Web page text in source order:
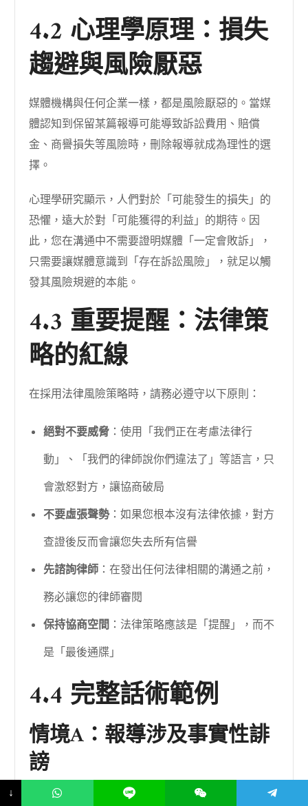
4.2 心理學原理：損失
趨避與風險厭惡
媒體機構與任何企業一樣，都是風險厭惡的。當媒
體認知到保留某篇報導可能導致訴訟費用、賠償
金、商譽損失等風險時，刪除報導就成為理性的選
擇。
心理學研究顯示，人們對於「可能發生的損失」的
恐懼，遠大於對「可能獲得的利益」的期待。因
此，您在溝通中不需要證明媒體「一定會敗訴」，
只需要讓媒體意識到「存在訴訟風險」，就足以觸
發其風險規避的本能。
4.3 重要提醒：法律策
略的紅線
在採用法律風險策略時，請務必遵守以下原則：
絕對不要威脅 ：使用「我們正在考慮法律行
動」、「我們的律師說你們違法了」等語言，只
會激怒對方，讓協商破局
不要虛張聲勢：如果您根本沒有法律依據，對方
查證後反而會讓您失去所有信譽
先諮詢律師 ：在發出任何法律相關的溝通之前，
務必讓您的律師審閱
保持協商空間 ：法律策略應該是「提醒」，而不
是「最後通牒」
4.4 完整話術範例
情境A：報導涉及事實性誹
謗
：「林律師您好（聯繫媒體的法務部門），我是
↓